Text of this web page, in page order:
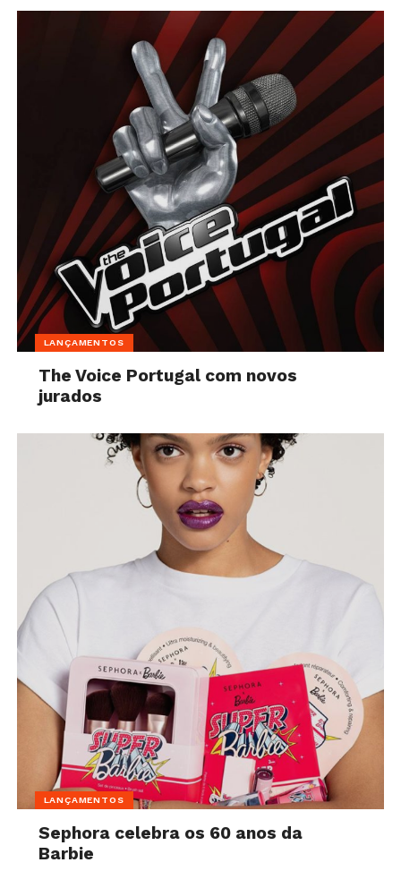
LANÇAMENTOS
The Voice Portugal com novos
jurados
LANÇAMENTOS
Sephora celebra os 60 anos da
Barbie